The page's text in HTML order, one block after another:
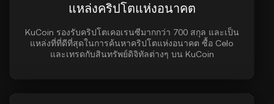
แหล่งคริปโตแห่งอนาคต
KuCoin รองรับคริปโตเคอเรนซีมากกว่า 700 สกุล และเป็น
แหล่งที่ที่ดีที่สุดในการค้นหาคริปโตแห่งอนาคต ซื้อ Celo
และเทรดกับสินทรัพย์ดิจิทัลต่างๆ บน KuCoin